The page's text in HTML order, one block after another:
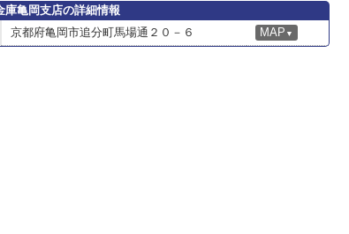
庫亀岡支店の詳細情報
京都府亀岡市追分町馬場通２０－６ MAP ▼